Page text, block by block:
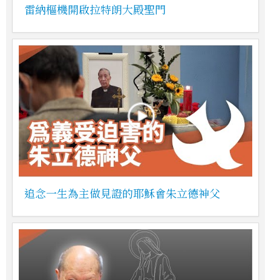
雷納樞機開啟拉特朗大殿聖門
追念一生為主做見證的耶穌會朱立德神父